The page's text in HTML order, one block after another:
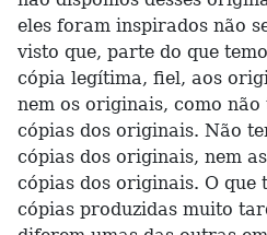
eles foram inspirados não
visto que, parte do que
cópia legítima, fiel, aos
nem os originais, como
cópias dos originais. Não
cópias dos originais, nem
cópias dos originais. O que
cópias produzidas muito